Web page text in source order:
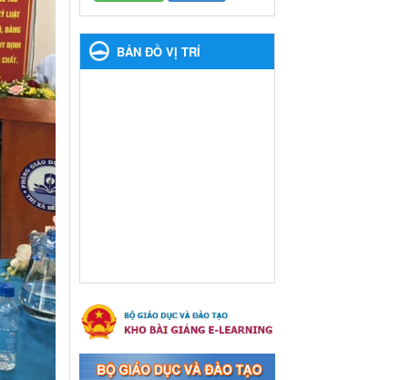
(30/4/1975-30/4/2024) và
Quốc tế lao động 01/5
Thông báo về việc treo Quốc
Kế hoạch phổ biến. giáo dục
pháp luật năm 2024 của
ngành Giáo dục và Đào tạo thị
xã Bến Cát
Ngày ban hành: 08/03/2024
BẢN ĐỒ VỊ TRÍ